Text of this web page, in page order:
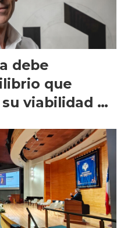
debe
que
viabilidad de